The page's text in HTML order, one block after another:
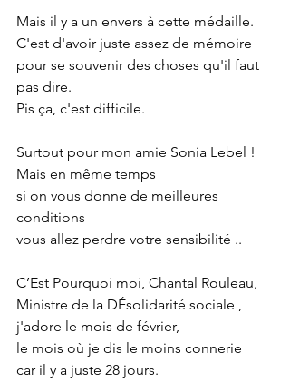
Mais il y a un envers à cette médaille.
C'est d'avoir juste assez de mémoire
pour se souvenir des choses qu'il faut
pas dire.
Pis ça, c'est difficile.
Surtout pour mon amie Sonia Lebel !
Mais en même temps
si on vous donne de meilleures
conditions
vous allez perdre votre sensibilité ..
C’Est Pourquoi moi, Chantal Rouleau,
Ministre de la DÉsolidarité sociale ,
j'adore le mois de février,
le mois où je dis le moins connerie
car il y a juste 28 jours.